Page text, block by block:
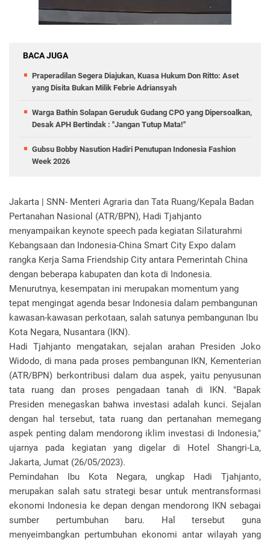
BACA JUGA
Praperadilan Segera Diajukan, Kuasa Hukum Don Ritto: Aset
yang Disita Bukan Milik Febrie Adriansyah
Warga Bathin Solapan Geruduk Gudang CPO yang Dipersoalkan,
Desak APH Bertindak : "Jangan Tutup Mata!"
Gubsu Bobby Nasution Hadiri Penutupan Indonesia Fashion
Week 2026
Jakarta | SNN- Menteri Agraria dan Tata Ruang/Kepala Badan
Pertanahan Nasional (ATR/BPN), Hadi Tjahjanto
menyampaikan keynote speech pada kegiatan Silaturahmi
Kebangsaan dan Indonesia-China Smart City Expo dalam
rangka Kerja Sama Friendship City antara Pemerintah China
dengan beberapa kabupaten dan kota di Indonesia.
Menurutnya, kesempatan ini merupakan momentum yang
tepat mengingat agenda besar Indonesia dalam pembangunan
kawasan-kawasan perkotaan, salah satunya pembangunan Ibu
Kota Negara, Nusantara (IKN).
Hadi Tjahjanto mengatakan, sejalan arahan Presiden Joko
Widodo, di mana pada proses pembangunan IKN, Kementerian
(ATR/BPN) berkontribusi dalam dua aspek, yaitu penyusunan
tata ruang dan proses pengadaan tanah di IKN. "Bapak
Presiden menegaskan bahwa investasi adalah kunci. Sejalan
dengan hal tersebut, tata ruang dan pertanahan memegang
aspek penting dalam mendorong iklim investasi di Indonesia,"
ujarnya pada kegiatan yang digelar di Hotel Shangri-La,
Jakarta, Jumat (26/05/2023).
Pemindahan Ibu Kota Negara, ungkap Hadi Tjahjanto,
merupakan salah satu strategi besar untuk mentransformasi
ekonomi Indonesia ke depan dengan mendorong IKN sebagai
sumber pertumbuhan baru. Hal tersebut guna
menyeimbangkan pertumbuhan ekonomi antar wilayah yang